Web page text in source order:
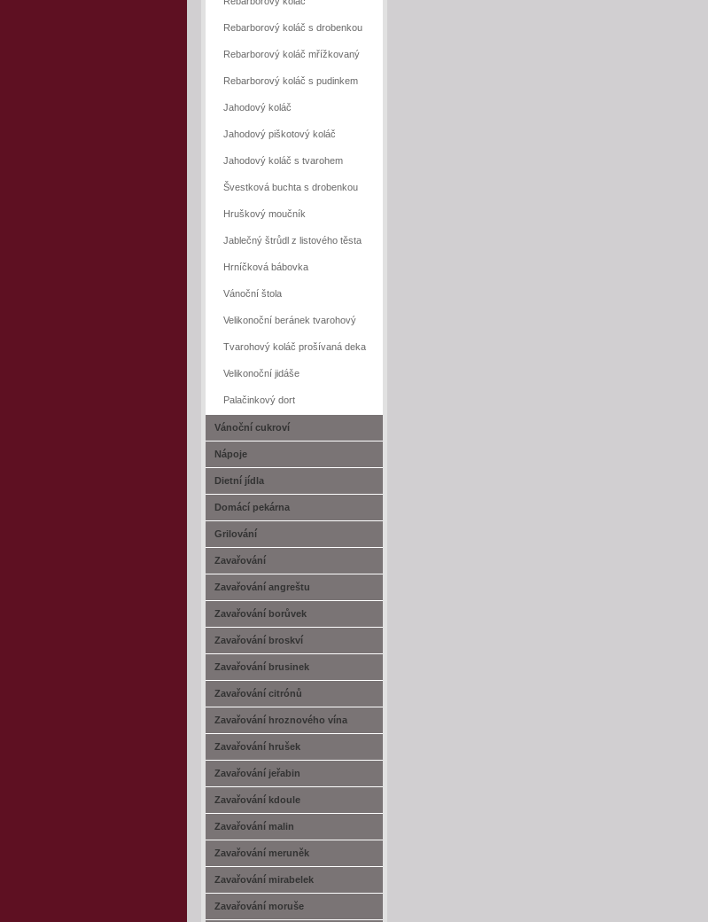
Rebarborový koláč s drobenkou
Rebarborový koláč mřížkovaný
Rebarborový koláč s pudinkem
Jahodový koláč
Jahodový piškotový koláč
Jahodový koláč s tvarohem
Švestková buchta s drobenkou
Hruškový moučník
Jablečný štrůdl z listového těsta
Hrníčková bábovka
Vánoční štola
Velikonoční beránek tvarohový
Tvarohový koláč prošívaná deka
Velikonoční jidáše
Palačinkový dort
Vánoční cukroví
Nápoje
Dietní jídla
Domácí pekárna
Grilování
Zavařování
Zavařování angreštu
Zavařování borůvek
Zavařování broskví
Zavařování brusinek
Zavařování citrónů
Zavařování hroznového vína
Zavařování hrušek
Zavařování jeřabin
Zavařování kdoule
Zavařování malin
Zavařování meruněk
Zavařování mirabelek
Zavařování moruše